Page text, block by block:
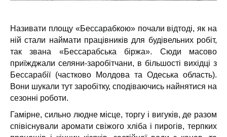
Називати площу «Бессарабкою» почали відтоді, як на
ній стали наймати працівників для будівельних робіт,
так звана «Бессарабська біржа». Сюди масово
приїжджали селяни-заробітчани, в більшості вихідці з
Бессарабії (частково Молдова та Одеська область).
Вони шукали тут заробітку, сподіваючись найнятися на
сезонні роботи.
Гамірне, сильно людне місце, торгу і вигуків, де разом
співіснували аромати свіжого хліба і пирогів, терпких